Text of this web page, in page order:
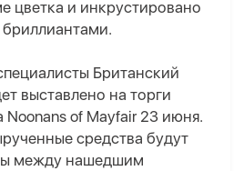
цветка и инкрустировано
Британский
выставлено на торги
of Mayfair 23 июня.
средства будут
между нашедшим